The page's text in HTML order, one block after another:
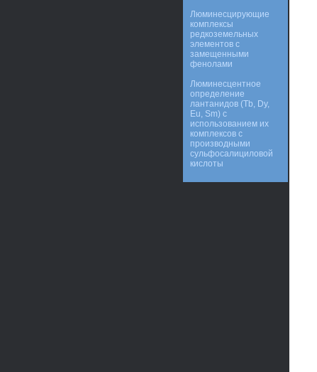
Люминесцирующие
комплексы
редкоземельных
элементов с
замещенными
фенолами
Люминесцентное
определение
лантанидов (Tb, Dy,
Eu, Sm) с
использованием их
комплексов с
производными
сульфосалициловой
кислоты